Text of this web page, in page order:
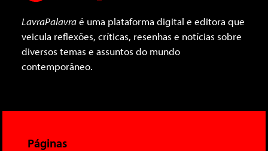
LavraPalavraé uma plataforma digital e editora que
veicula reflexões, críticas, resenhas e notícias sobre
diversos temas e assuntos do mundo
contemporâneo.
Páginas